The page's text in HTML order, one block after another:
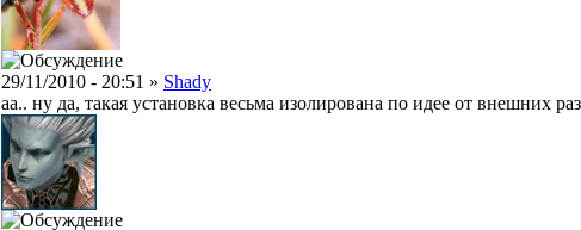
29/11/2010 - 20:51 » Shady
аа.. ну да, такая установка весьма изолирована по идее от внешних